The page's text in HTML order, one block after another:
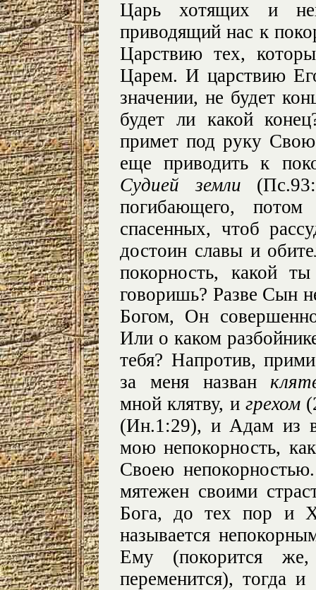
Царь хотящих и
приводящий нас к
Царствию тех,
Царем. И царствию
значении, не будет
будет ли какой
примет под руку
еще приводить к
Судией земли
погибающего,
спасенных, чтоб
достоин славы и
покорность, какой
говоришь? Разве Сын
Богом, Он
Или о каком
тебя? Напротив,
за меня назван
мной клятву, и грехом
(Ин.1:29), и Адам из
мою непокорность,
Своею
мятежен своими
Бога, до тех пор и
называется
Ему (покорится
переменится), тогда